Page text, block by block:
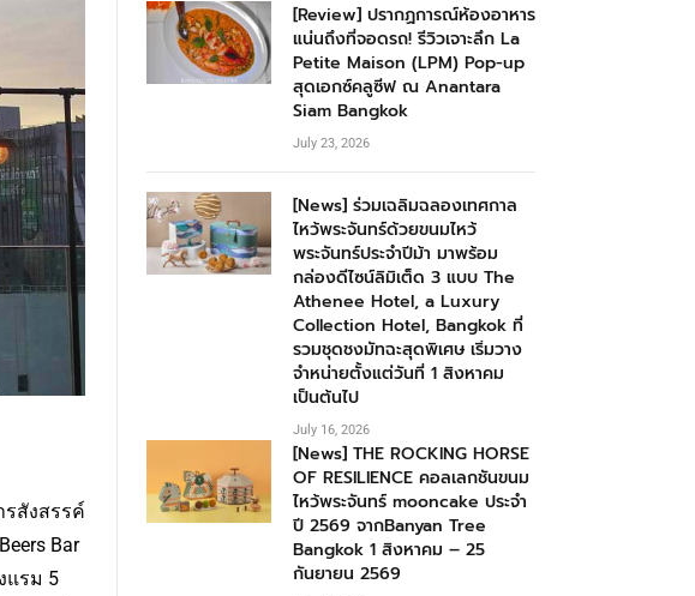
สังสรรค์
Bar
แรม 5
[Review] ปรากฏการณ์ห้องอาหาร
แน่นถึงที่จอดรถ! รีวิวเจาะลึก La
Petite Maison (LPM) Pop-up
สุดเอกซ์คลูซีฟ ณ Anantara
Siam Bangkok
July 23, 2026
[News] ร่วมเฉลิมฉลองเทศกาล
ไหว้พระจันทร์ด้วยขนมไหว้
พระจันทร์ประจำปีม้า มาพร้อม
กล่องดีไซน์ลิมิเต็ด 3 แบบ The
Athenee Hotel, a Luxury
Collection Hotel, Bangkok ที่
รวมชุดชงมัทฉะสุดพิเศษ เริ่มวาง
จำหน่ายตั้งแต่วันที่ 1 สิงหาคม
เป็นต้นไป
July 16, 2026
[News] THE ROCKING HORSE
OF RESILIENCE คอลเลกชันขนม
ไหว้พระจันทร์ mooncake ประจำ
ปี 2569 จากBanyan Tree
Bangkok 1 สิงหาคม – 25
กันยายน 2569